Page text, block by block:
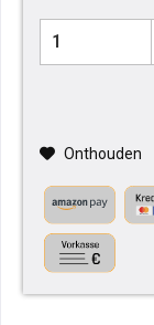
Onthouden